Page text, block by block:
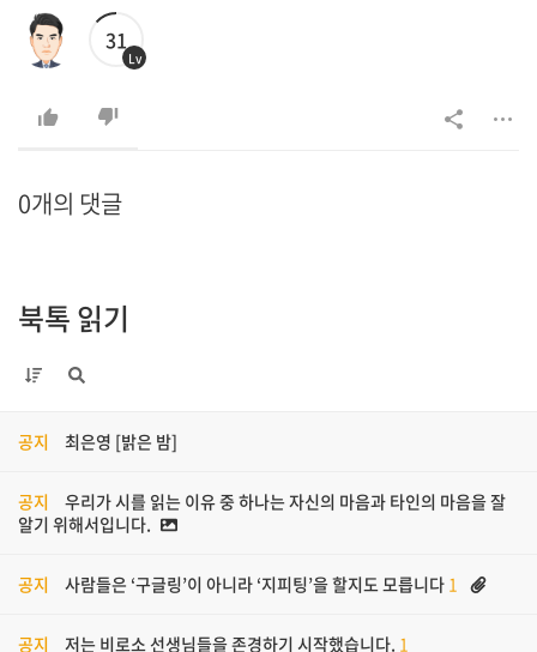
31
Lv
0개의 댓글
북톡 읽기
공지 최은영 [밝은 밤]
공지
우리가 시를 읽는 이유 중 하나는 자신의 마음과 타인의 마음을 잘
알기 위해서입니다.
공지 사람들은 ‘구글링’이 아니라 ‘지피팅’을 할지도 모릅니다 1
공지 저는 비로소 선생님들을 존경하기 시작했습니다. 1